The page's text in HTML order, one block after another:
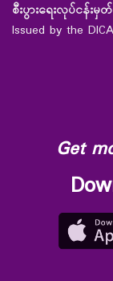
စီးပွားရေးလုပ်င
Issued by the
Get